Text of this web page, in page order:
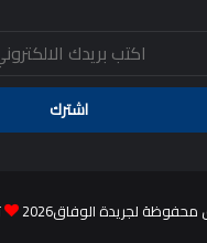
لجريدة الوفاق2026